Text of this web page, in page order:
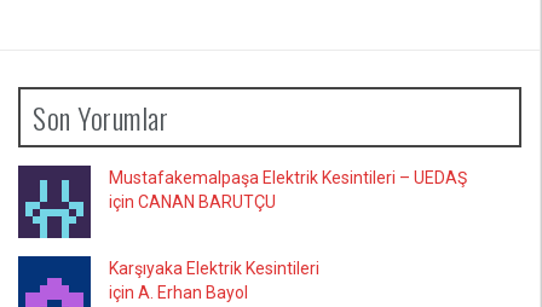
Son Yorumlar
Mustafakemalpaşa Elektrik Kesintileri – UEDAŞ
için CANAN BARUTÇU
Karşıyaka Elektrik Kesintileri
için A. Erhan Bayol